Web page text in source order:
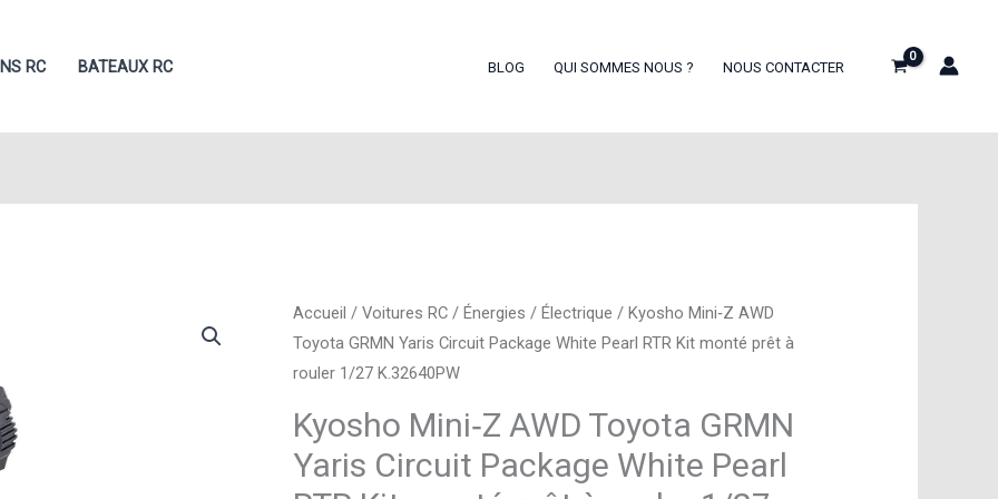
RC BATEAUX RC BLOG QUI SOMMES NOUS ? NOUS CONTACTER
Accueil /Voitures RC /Énergies /Électrique / Kyosho Mini‑Z AWD
Toyota GRMN Yaris Circuit Package White Pearl RTR Kit monté prêt à
rouler 1/27 K.32640PW
Kyosho Mini‑Z AWD Toyota GRMN
Yaris Circuit Package White Pearl